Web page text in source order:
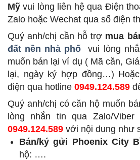
Mỹ vui lòng liên hệ qua Điện
Zalo hoặc Wechat qua số điện
Quý anh/chị cần hỗ trợ mua
đất nền nhà phố
vui lòng
muốn bán lại ví dụ ( Mã căn,
lại, ngày ký hợp đồng…)
điện qua hotline 0949.124.589
Quý anh/chị có căn hộ muốn
lòng nhắn tin qua Zalo/
0949.124.589 với nội dung như
Bán/ký gửi Phoenix City
hộ: ….